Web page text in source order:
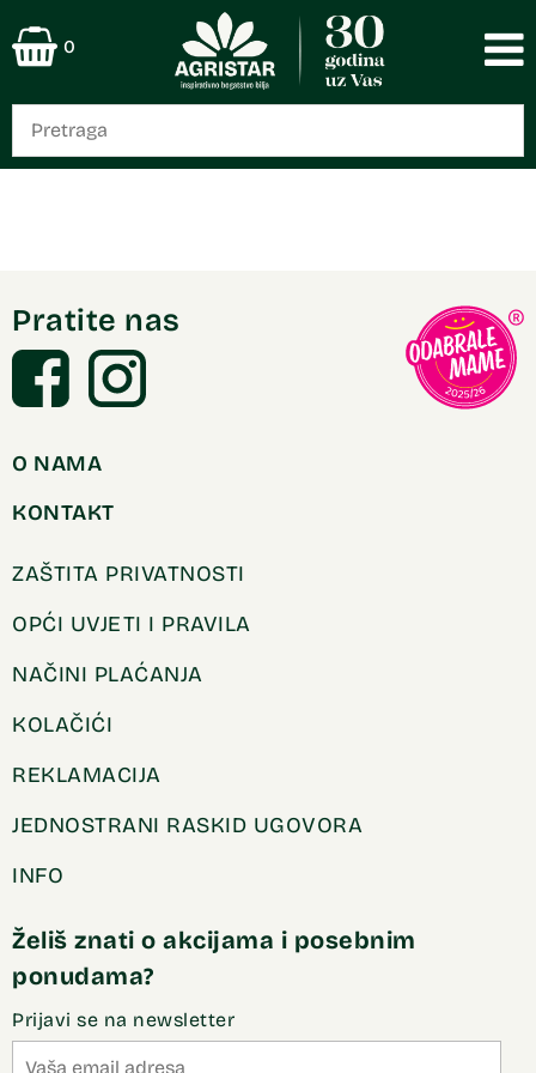
0
Pratite nas
O NAMA
KONTAKT
ZAŠTITA PRIVATNOSTI
OPĆI UVJETI I PRAVILA
NAČINI PLAĆANJA
KOLAČIĆI
REKLAMACIJA
JEDNOSTRANI RASKID UGOVORA
INFO
Želiš znati o akcijama i posebnim
ponudama?
Prijavi se na newsletter